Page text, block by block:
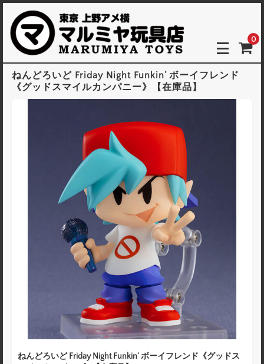
0
ねんどろいど Friday Night Funkin’ ボーイフレンド
《グッドスマイルカンパニー》【在庫品】
ねんどろいど Friday Night Funkin’ ボーイフレンド《グッドス